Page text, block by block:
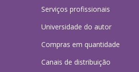
Serviços profissionais
Universidade do autor
Compras em quantidade
Canais de distribuição